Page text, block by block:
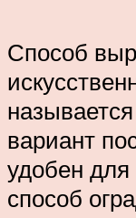
Способ
вариант
удобен
способ